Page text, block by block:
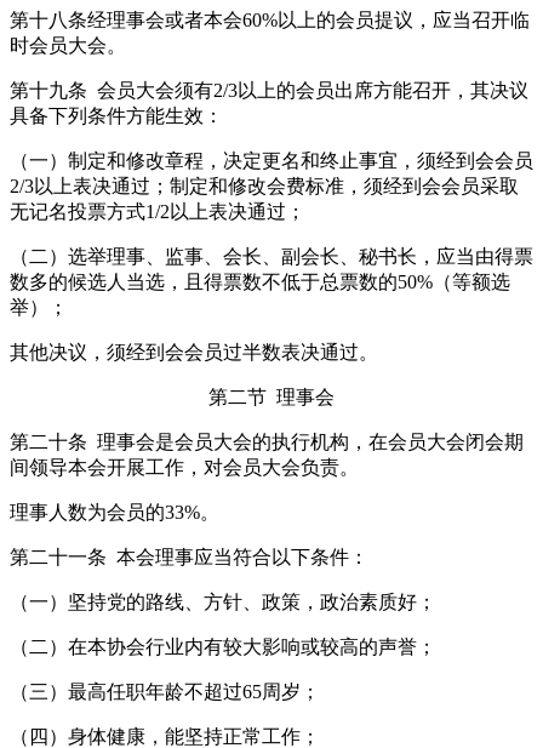
第十八条经理事会或者本会60%以上的会员提议，应当召开临
时会员大会。
第十九条 会员大会须有2/3以上的会员出席方能召开，其决议
具备下列条件方能生效：
（一）制定和修改章程，决定更名和终止事宜，须经到会会员
2/3以上表决通过；制定和修改会费标准，须经到会会员采取
无记名投票方式1/2以上表决通过；
（二）选举理事、监事、会长、副会长、秘书长，应当由得票
数多的候选人当选，且得票数不低于总票数的50%（等额选
举）；
其他决议，须经到会会员过半数表决通过。
第二节 理事会
第二十条 理事会是会员大会的执行机构，在会员大会闭会期
间领导本会开展工作，对会员大会负责。
理事人数为会员的33%。
第二十一条 本会理事应当符合以下条件：
（一）坚持党的路线、方针、政策，政治素质好；
（二）在本协会行业内有较大影响或较高的声誉；
（三）最高任职年龄不超过65周岁；
（四）身体健康，能坚持正常工作；